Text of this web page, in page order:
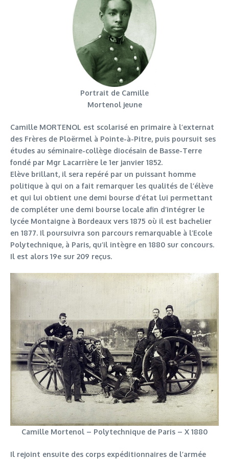
Portrait de Camille
Mortenol jeune
Camille MORTENOL est scolarisé en primaire à l’externat
des Frères de Ploërmel à Pointe-à-Pitre, puis poursuit ses
études au séminaire-collège diocésain de Basse-Terre
fondé par Mgr Lacarrière le 1er janvier 1852.
Elève brillant, il sera repéré par un puissant homme
politique à qui on a fait remarquer les qualités de l’élève
et qui lui obtient une demi bourse d’état lui permettant
de compléter une demi bourse locale afin d’intégrer le
lycée Montaigne à Bordeaux vers 1875 où il est bachelier
en 1877. Il poursuivra son parcours remarquable à l’Ecole
Polytechnique, à Paris, qu’il intègre en 1880 sur concours.
Il est alors 19e sur 209 reçus.
Camille Mortenol – Polytechnique de Paris – X 1880
Il rejoint ensuite des corps expéditionnaires de l’armée